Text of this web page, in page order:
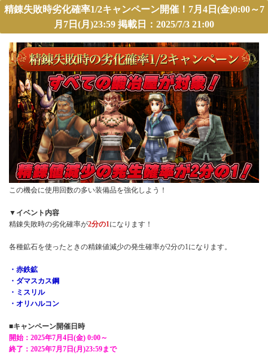
精錬失敗時劣化確率1/2キャンペーン開催！7月4日(金)0:00～7
月7日(月)23:59 掲載日：2025/7/3 21:00
この機会に使用回数の多い装備品を強化しよう！
▼イベント内容
精錬失敗時の劣化確率が2分の1になります！
各種鉱石を使ったときの精錬値減少の発生確率が2分の1になります。
・赤鉄鉱
・ダマスカス鋼
・ミスリル
・オリハルコン
■キャンペーン開催日時
開始：2025年7月4日(金) 0:00～
終了：2025年7月7日(月)23:59まで